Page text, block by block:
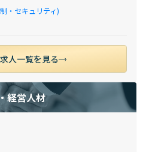
・セキュリティ)
人一覧を見る
経営人材